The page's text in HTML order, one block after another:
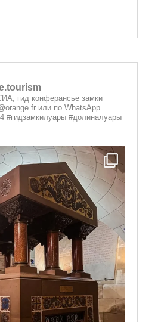
гид конферансье замки
или по WhatsApp
#гидзамкилуары #долиналуары